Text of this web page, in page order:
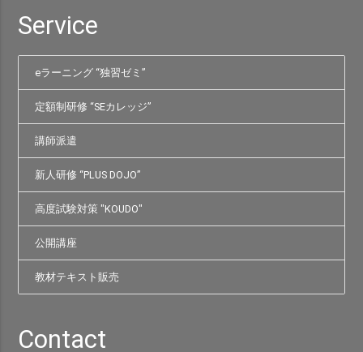
Service
eラーニング “独習ゼミ”
定額制研修 “SEカレッジ”
講師派遣
新人研修 “PLUS DOJO”
高度試験対策 "KOUDO"
公開講座
教材テキスト販売
Contact